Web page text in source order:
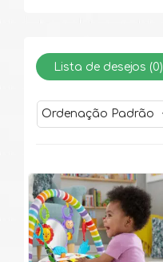
Lista de desejos (0)